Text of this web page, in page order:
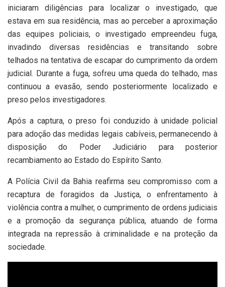
iniciaram diligências para localizar o investigado, que
estava em sua residência, mas ao perceber a aproximação
das equipes policiais, o investigado empreendeu fuga,
invadindo diversas residências e transitando sobre
telhados na tentativa de escapar do cumprimento da ordem
judicial. Durante a fuga, sofreu uma queda do telhado, mas
continuou a evasão, sendo posteriormente localizado e
preso pelos investigadores.
Após a captura, o preso foi conduzido à unidade policial
para adoção das medidas legais cabíveis, permanecendo à
disposição do Poder Judiciário para posterior
recambiamento ao Estado do Espírito Santo.
A Polícia Civil da Bahia reafirma seu compromisso com a
recaptura de foragidos da Justiça, o enfrentamento à
violência contra a mulher, o cumprimento de ordens judiciais
e a promoção da segurança pública, atuando de forma
integrada na repressão à criminalidade e na proteção da
sociedade.